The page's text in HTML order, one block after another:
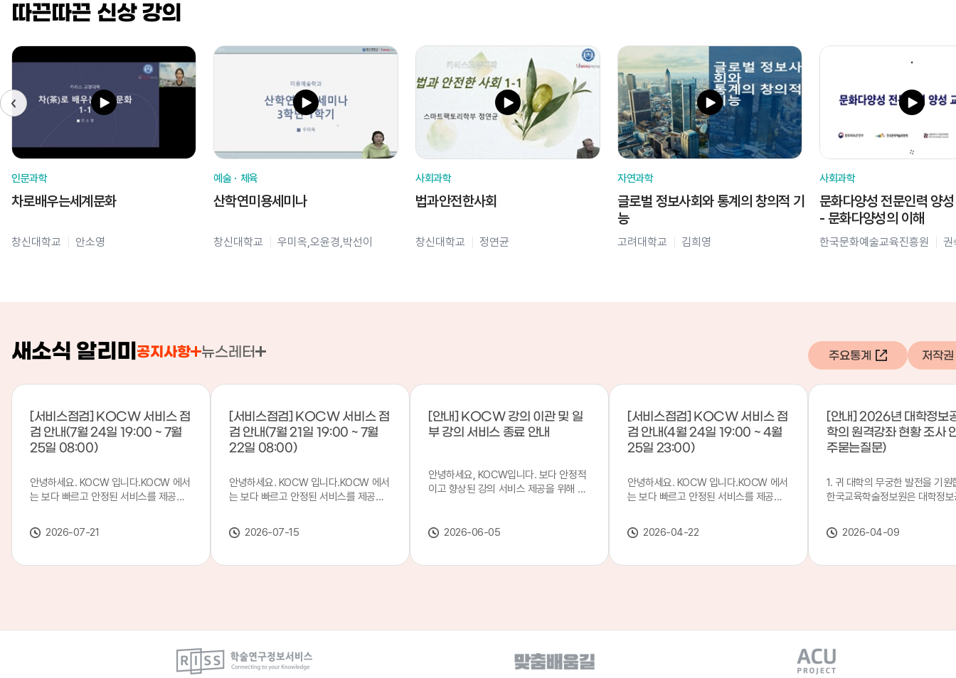
따끈따끈 신상 강의
인문과학
차로배우는세계문화
창신대학교 안소영
예술ㆍ체육
산학연미용세미나
창신대학교 우미옥,오윤경,박선이
사회과학
법과안전한사회
창신대학교 정연균
자연과학
글로벌 정보사회와 통계의 창의적 기
능
고려대학교 김희영
사회과학
문화다양성 전문인력 양
- 문화다양성의 이해
한국문화예술교육진흥원 권
새소식 알리미 공지사항 뉴스레터
[서비스점검] KOCW 서비스 점
검 안내(7월 24일 19:00 ~ 7월
25일 08:00)
안녕하세요. KOCW 입니다.KOCW 에서
는 보다 빠르고 안정된 서비스를 제공하
합니다.※ 서비스 점검 작업 일시 : 7월
24일(금) 19:00 ~ 7월 25일(토) 08:00
안 서비스가 일시 중지될 수 있으니, 이
2026-07-21
[서비스점검] KOCW 서비스 점
검 안내(7월 21일 19:00 ~ 7월
22일 08:00)
안녕하세요. KOCW 입니다.KOCW 에서
는 보다 빠르고 안정된 서비스를 제공하
합니다.※ 서비스 점검 작업 일시 : 7월 21
일(화) 19:00 ~ 7월 22일(수) 08:00이
서비스가일시 중지될 수 있으니, 이 점 양
2026-07-15
[안내] KOCW 강의 이관 및 일
부 강의 서비스 종료 안내
안녕하세요, KOCW입니다. 보다 안정적
이고 향상된 강의 서비스 제공을 위해 강
스가 종료될 예정이오니, 이용에 참고하
종료 강의 안내 이관 작업으로 인해 일부
었습니다. 서비스 종료 강의 목록은 아래
링크에서 확인하실 수 있습니다. → 서비
2026-06-05
[서비스점검] KOCW 서비스 점
검 안내(4월 24일 19:00 ~ 4월
25일 23:00)
안녕하세요. KOCW 입니다.KOCW 에서
는 보다 빠르고 안정된 서비스를 제공하
합니다.※ 서비스 점검 작업 일시 : 4월
24일(금) 19:00 ~ 4월 25일(토) 23:00
안 일시중지될 예정이오니, 이 점 양해하
2026-04-22
[안내] 2026년 대학정보
학의 원격강좌 현황 조사
주묻는질문)
1. 귀 대학의 무궁한 발전을 기원
한국교육학술정보원은 대학정
본 조사는 2025. 3. 1~2026. 2.
에 운영된 원격강좌(이러닝) 현
강좌(12-바)'에 데이터를 연계할
인시 캠퍼스인 경우 해당 캠퍼스
있는 기관명을 선택하시면 됩니
2026-04-09
주요통계 저작